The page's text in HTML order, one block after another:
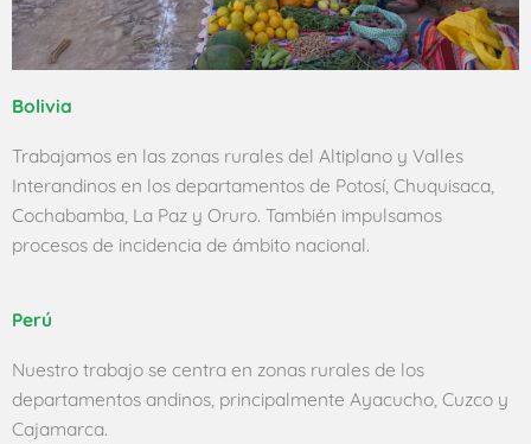
Bolivia
Trabajamos en las zonas rurales del Altiplano y Valles
Interandinos en los departamentos de Potosí, Chuquisaca,
Cochabamba, La Paz y Oruro. También impulsamos
procesos de incidencia de ámbito nacional.
Perú
Nuestro trabajo se centra en zonas rurales de los
departamentos andinos, principalmente Ayacucho, Cuzco y
Cajamarca.